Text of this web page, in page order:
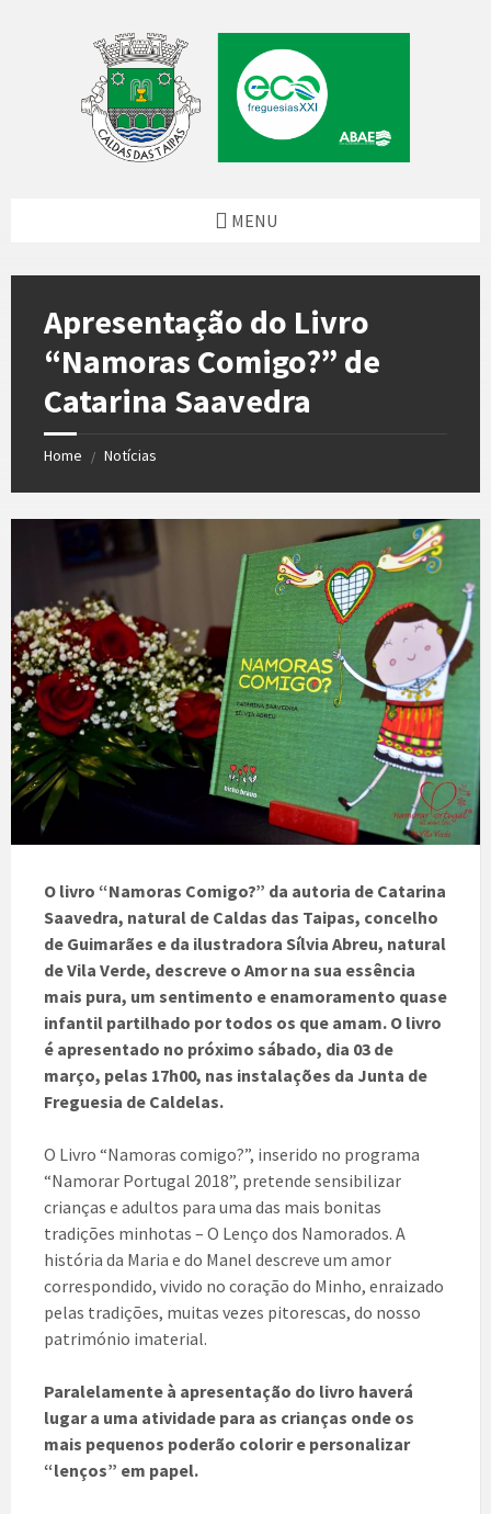
MENU
Apresentação do Livro
“Namoras Comigo?” de
Catarina Saavedra
Home / Notícias
O livro “Namoras Comigo?” da autoria de Catarina
Saavedra, natural de Caldas das Taipas, concelho
de Guimarães e da ilustradora Sílvia Abreu, natural
de Vila Verde, descreve o Amor na sua essência
mais pura, um sentimento e enamoramento quase
infantil partilhado por todos os que amam. O livro
é apresentado no próximo sábado, dia 03 de
março, pelas 17h00, nas instalações da Junta de
Freguesia de Caldelas.
O Livro “Namoras comigo?”, inserido no programa
“Namorar Portugal 2018”, pretende sensibilizar
crianças e adultos para uma das mais bonitas
tradições minhotas – O Lenço dos Namorados. A
história da Maria e do Manel descreve um amor
correspondido, vivido no coração do Minho, enraizado
pelas tradições, muitas vezes pitorescas, do nosso
património imaterial.
Paralelamente à apresentação do livro haverá
lugar a uma atividade para as crianças onde os
mais pequenos poderão colorir e personalizar
“lenços” em papel.